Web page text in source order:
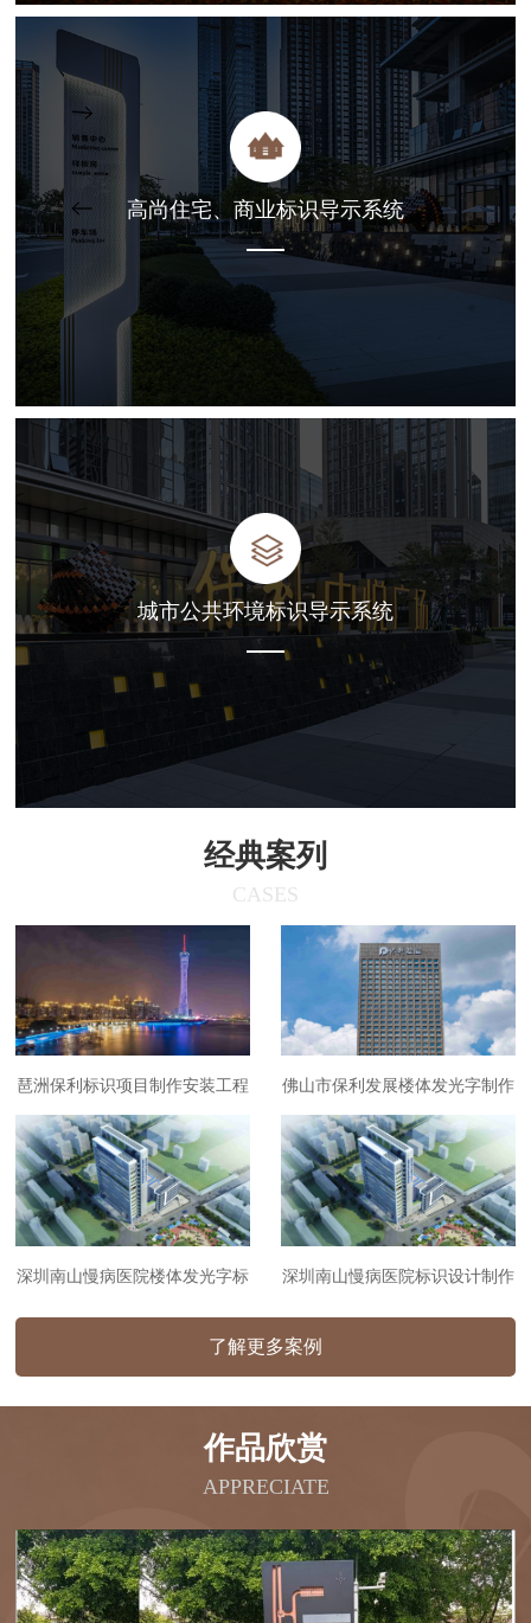
高尚住宅、商业标识导示系统
城市公共环境标识导示系统
经典案列
CASES
琶洲保利标识项目制作安装工程 佛山市保利发展楼体发光字制作
安装工程
深圳南山慢病医院楼体发光字标 深圳南山慢病医院标识设计制作
了解更多案例
作品欣赏
APPRECIATE